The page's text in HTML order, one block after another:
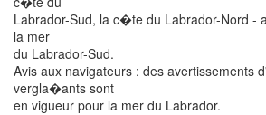
Labrador-Sud, la c�te du Labrador-Nord -
la mer
du Labrador-Sud.
Avis aux navigateurs : des avertissements
vergla�ants sont
en vigueur pour la mer du Labrador.